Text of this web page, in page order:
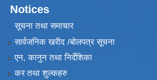
Notices
सूचना तथा समाचार
सार्वजनिक खरीद /बोलपत्र सूचना
एन, कानुन तथा निर्देशिका
कर तथा शुल्कहरु